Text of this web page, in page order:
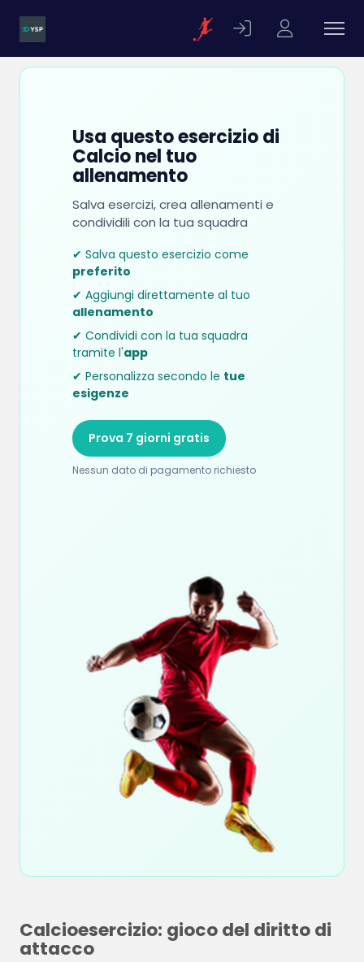
Usa questo esercizio di
Calcio nel tuo
allenamento
Salva esercizi, crea allenamenti e
condividili con la tua squadra
✔ Salva questo esercizio come
preferito
✔ Aggiungi direttamente al tuo
allenamento
✔ Condividi con la tua squadra
tramite l'app
✔ Personalizza secondo le tue
esigenze
Prova 7 giorni gratis
Nessun dato di pagamento richiesto
Calcioesercizio: gioco del diritto di
attacco